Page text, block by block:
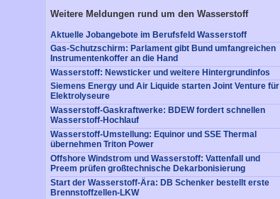
Weitere Meldungen rund um den Wasserstoff
Aktuelle Jobangebote im Berufsfeld Wasserstoff
Gas-Schutzschirm: Parlament gibt Bund umfangreichen
Instrumentenkoffer an die Hand
Wasserstoff: Newsticker und weitere Hintergrundinfos
Siemens Energy und Air Liquide starten Joint Venture für
Elektrolyseure
Wasserstoff-Gaskraftwerke: BDEW fordert schnellen
Wasserstoff-Hochlauf
Wasserstoff-Umstellung: Equinor und SSE Thermal
übernehmen Triton Power
Offshore Windstrom und Wasserstoff: Vattenfall und
Preem prüfen großtechnische Dekarbonisierung
Start der Wasserstoff-Ära: DB Schenker bestellt erste
Brennstoffzellen-LKW